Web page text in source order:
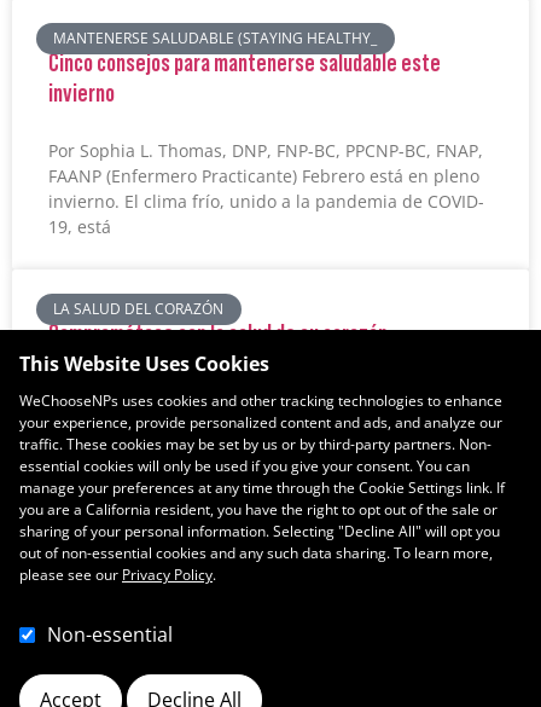
MANTENERSE SALUDABLE (STAYING HEALTHY_
Cinco consejos para mantenerse saludable este
invierno
Por Sophia L. Thomas, DNP, FNP-BC, PPCNP-BC, FNAP,
FAANP (Enfermero Practicante) Febrero está en pleno
invierno. El clima frío, unido a la pandemia de COVID-
19, está
LA SALUD DEL CORAZÓN
Comprométase con la salud de su corazón
Por Sophia L. Thomas, DNP, FNP-BC, PPCNP-BC, FNAP,
FAANP (Enfermero Practicante) Febrero es el Mes
Estadounidense del Corazón, un momento para
reconocer el impacto devastador que
12 3 45
This Website Uses Cookies
WeChooseNPs uses cookies and other tracking technologies to enhance
your experience, provide personalized content and ads, and analyze our
traffic. These cookies may be set by us or by third-party partners. Non-
essential cookies will only be used if you give your consent. You can
manage your preferences at any time through the Cookie Settings link. If
you are a California resident, you have the right to opt out of the sale or
sharing of your personal information. Selecting "Decline All" will opt you
out of non-essential cookies and any such data sharing. To learn more,
please see our Privacy Policy.
Non-essential
Accept Decline All